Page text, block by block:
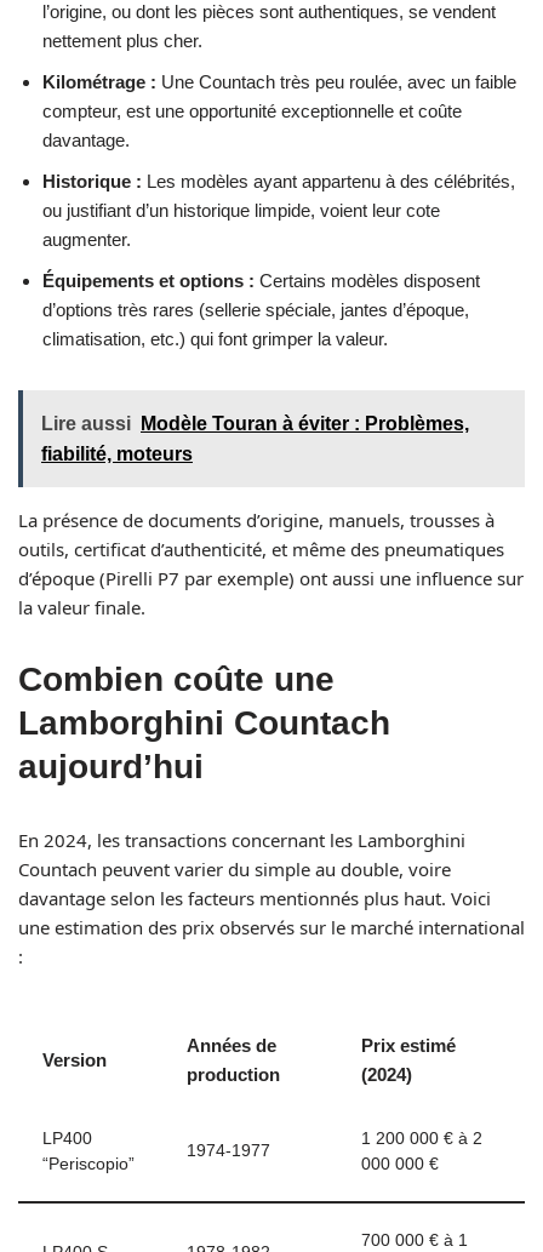
l’origine, ou dont les pièces sont authentiques, se vendent
nettement plus cher.
Kilométrage : Une Countach très peu roulée, avec un faible
compteur, est une opportunité exceptionnelle et coûte
davantage.
Historique : Les modèles ayant appartenu à des célébrités,
ou justifiant d’un historique limpide, voient leur cote
augmenter.
Équipements et options : Certains modèles disposent
d’options très rares (sellerie spéciale, jantes d’époque,
climatisation, etc.) qui font grimper la valeur.
Lire aussi
Modèle Touran à éviter : Problèmes,
fiabilité, moteurs
La présence de documents d’origine, manuels, trousses à
outils, certificat d’authenticité, et même des pneumatiques
d’époque (Pirelli P7 par exemple) ont aussi une influence sur
la valeur finale.
Combien coûte une
Lamborghini Countach
aujourd’hui
En 2024, les transactions concernant les Lamborghini
Countach peuvent varier du simple au double, voire
davantage selon les facteurs mentionnés plus haut. Voici
une estimation des prix observés sur le marché international
:
Version
Années de
production
Prix estimé
(2024)
LP400
“Periscopio”
1974-1977
1 200 000 € à 2
000 000 €
700 000 € à 1